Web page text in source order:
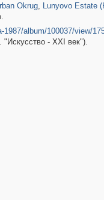
Okrug, Lunyovo Estate
album/100037/view/
"Искусство - XXI век").